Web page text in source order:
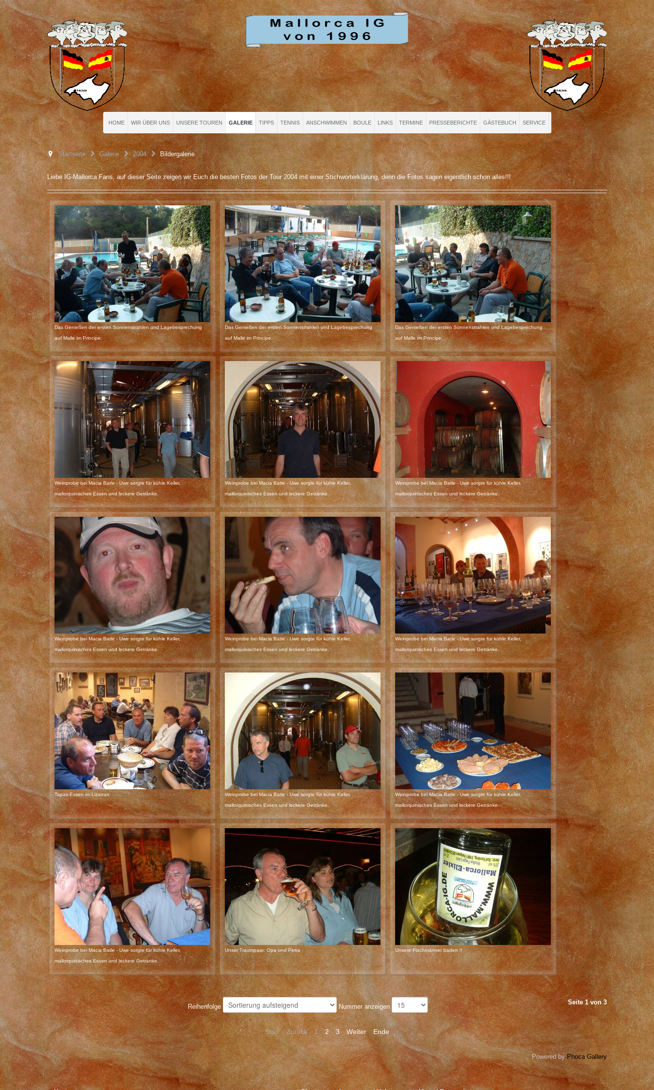
HOME WIR ÜBER UNS UNSERE TOUREN GALERIE TIPPS TENNIS ANSCHWIMMEN BOULE LINKS TERMINE PRESSEBERICHTE GÄSTEBUCH SERVICE
Startseite Galerie 2004 Bildergalerie
Liebe IG-Mallorca Fans, auf dieser Seite zeigen wir Euch die besten Fotos der Tour 2004 mit einer Stichworterklärung, denn die Fotos sagen eigentlich schon alles!!!
Das Genießen der ersten Sonnenstrahlen und Lagebesprechung
auf Malle im Principe.
Das Genießen der ersten Sonnenstrahlen und Lagebesprechung
auf Malle im Principe.
Das Genießen der ersten Sonnenstrahlen und Lagebesprechung
auf Malle im Principe.
Weinprobe bei Macia Batle - Uwe sorgte für kühle Keller,
mallorquinisches Essen und leckere Getränke.
Weinprobe bei Macia Batle - Uwe sorgte für kühle Keller,
mallorquinisches Essen und leckere Getränke.
Weinprobe bei Macia Batle - Uwe sorgte für kühle Keller,
mallorquinisches Essen und leckere Getränke.
Weinprobe bei Macia Batle - Uwe sorgte für kühle Keller,
mallorquinisches Essen und leckere Getränke.
Weinprobe bei Macia Batle - Uwe sorgte für kühle Keller,
mallorquinisches Essen und leckere Getränke.
Weinprobe bei Macia Batle - Uwe sorgte für kühle Keller,
mallorquinisches Essen und leckere Getränke.
Tapas-Essen im Lizarran
Weinprobe bei Macia Batle - Uwe sorgte für kühle Keller,
mallorquinisches Essen und leckere Getränke.
Weinprobe bei Macia Batle - Uwe sorgte für kühle Keller,
mallorquinisches Essen und leckere Getränke.
Weinprobe bei Macia Batle - Uwe sorgte für kühle Keller,
mallorquinisches Essen und leckere Getränke.
Unser Traumpaar: Opa und Petra Unsere Flachmänner baden !!
Reihenfolge Nummer anzeigen
Seite 1 von 3
Start Zurück 1 2 3 Weiter Ende
Powered by Phoca Gallery